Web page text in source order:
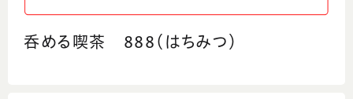
呑める喫茶 888（はちみつ）